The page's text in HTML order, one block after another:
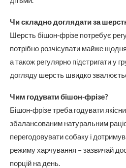
Чи складно доглядати за
Шерсть бішон-фрізе потребує
потрібно розчісувати майже
а також регулярно підстригати у
догляду шерсть швидко
Чим годувати бішон-фрізе?
Бішон-фрізе треба годувати
збалансованим натуральним
перегодовувати собаку і
режиму харчування – зазвичай
порцій на день.